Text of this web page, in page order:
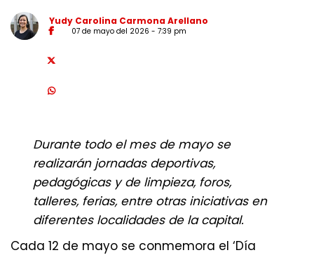
Yudy Carolina Carmona Arellano
07 de mayo del 2026 - 7:39 pm
Durante todo el mes de mayo se
realizarán jornadas deportivas,
pedagógicas y de limpieza, foros,
talleres, ferias, entre otras iniciativas en
diferentes localidades de la capital.
Cada 12 de mayo se conmemora el ‘Día